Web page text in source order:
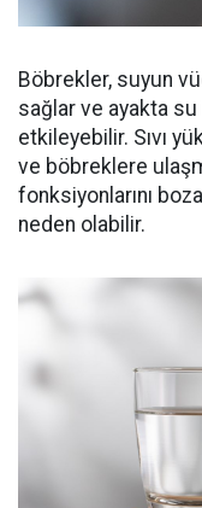
Böbrekler, suyun
sağlar ve ayakta
etkileyebilir. Sıvı
ve böbreklere
fonksiyonlarını
neden olabilir.